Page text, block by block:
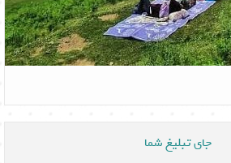
جای تبلیغ شما